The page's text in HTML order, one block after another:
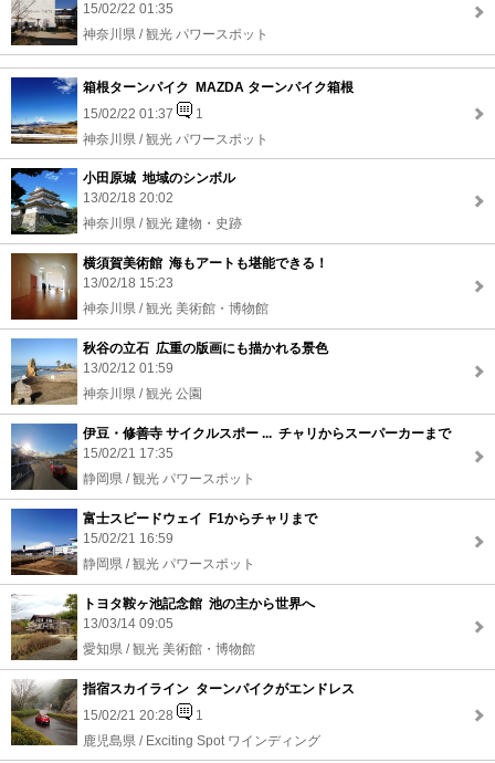
15/02/22 01:35
神奈川県 / 観光 パワースポット
箱根ターンパイク MAZDA ターンパイク箱根
15/02/22 01:37
1
神奈川県 / 観光 パワースポット
小田原城 地域のシンボル
13/02/18 20:02
神奈川県 / 観光 建物・史跡
横須賀美術館 海もアートも堪能できる！
13/02/18 15:23
神奈川県 / 観光 美術館・博物館
秋谷の立石 広重の版画にも描かれる景色
13/02/12 01:59
神奈川県 / 観光 公園
伊豆・修善寺 サイクルスポー ... チャリからスーパーカーまで
15/02/21 17:35
静岡県 / 観光 パワースポット
富士スピードウェイ F1からチャリまで
15/02/21 16:59
静岡県 / 観光 パワースポット
トヨタ鞍ヶ池記念館 池の主から世界へ
13/03/14 09:05
愛知県 / 観光 美術館・博物館
指宿スカイライン ターンパイクがエンドレス
15/02/21 20:28
1
鹿児島県 / Exciting Spot ワインディング